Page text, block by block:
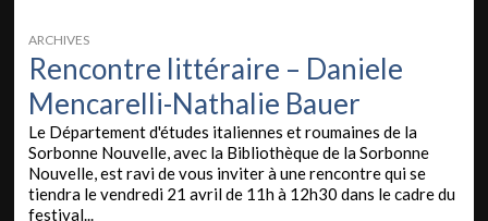
ARCHIVES
Rencontre littéraire – Daniele
Mencarelli-Nathalie Bauer
Le Département d'études italiennes et roumaines de la
Sorbonne Nouvelle, avec la Bibliothèque de la Sorbonne
Nouvelle, est ravi de vous inviter à une rencontre qui se
tiendra le vendredi 21 avril de 11h à 12h30 dans le cadre du
festival...